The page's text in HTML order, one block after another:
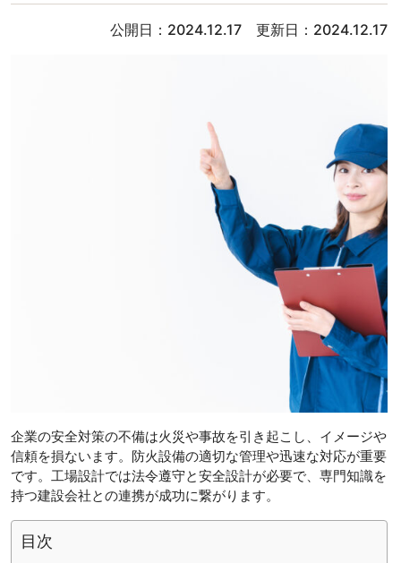
公開日：2024.12.17 更新日：2024.12.17
企業の安全対策の不備は火災や事故を引き起こし、イメージや
信頼を損ないます。防火設備の適切な管理や迅速な対応が重要
です。工場設計では法令遵守と安全設計が必要で、専門知識を
持つ建設会社との連携が成功に繋がります。
目次